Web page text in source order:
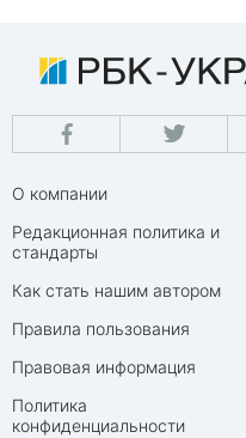
О компании
Редакционная политика и
стандарты
Как стать нашим автором
Правила пользования
Правовая информация
Политика
конфиденциальности